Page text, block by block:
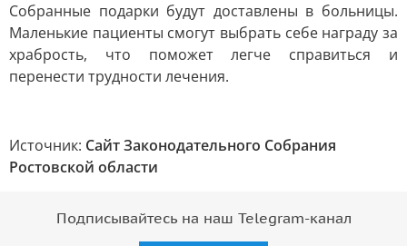
Собранные подарки будут доставлены в больницы.
Маленькие пациенты смогут выбрать себе награду за
храбрость, что поможет легче справиться и
перенести трудности лечения.
Источник: Сайт Законодательного Собрания
Ростовской области
Подписывайтесь на наш Telegram-канал